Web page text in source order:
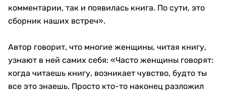
комментарии, так и появилась книга. По сути, это
сборник наших встреч».
Автор говорит, что многие женщины, читая книгу,
узнают в ней самих себя: «Часто женщины говорят:
когда читаешь книгу, возникает чувство, будто ты
все это знаешь. Просто кто-то наконец разложил